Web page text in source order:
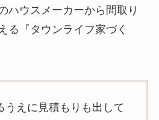
ハウスメーカーから間取り
る『タウンライフ家づく
うえに見積もりも出して